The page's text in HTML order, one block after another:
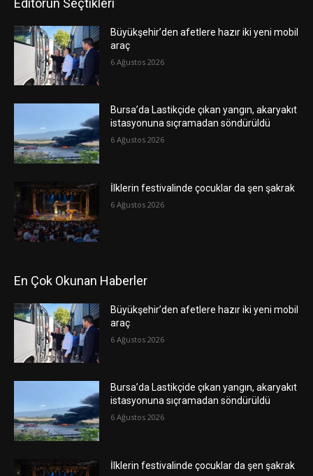
Büyükşehir’den afetlere hazır iki yeni mobil
araç
6 Ağustos 2026
Bursa’da Lastikçide çıkan yangın, akaryakıt
istasyonuna sıçramadan söndürüldü
6 Ağustos 2026
İlklerin festivalinde çocuklar da şen şakrak
6 Ağustos 2026
En Çok Okunan Haberler
Büyükşehir’den afetlere hazır iki yeni mobil
araç
6 Ağustos 2026
Bursa’da Lastikçide çıkan yangın, akaryakıt
istasyonuna sıçramadan söndürüldü
6 Ağustos 2026
İlklerin festivalinde çocuklar da şen şakrak